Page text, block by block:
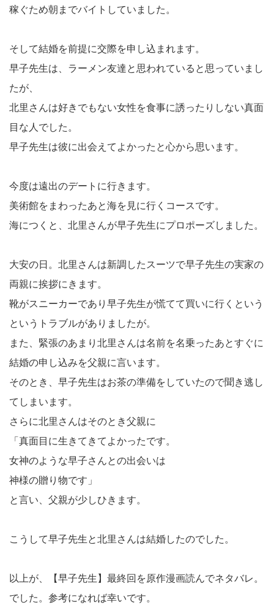
稼ぐため朝までバイトしていました。
そして結婚を前提に交際を申し込まれます。
早子先生は、ラーメン友達と思われていると思っていまし
たが、
北里さんは好きでもない女性を食事に誘ったりしない真面
目な人でした。
早子先生は彼に出会えてよかったと心から思います。
今度は遠出のデートに行きます。
美術館をまわったあと海を見に行くコースです。
海につくと、北里さんが早子先生にプロポーズしました。
大安の日。北里さんは新調したスーツで早子先生の実家の
両親に挨拶にきます。
靴がスニーカーであり早子先生が慌てて買いに行くという
というトラブルがありましたが。
また、緊張のあまり北里さんは名前を名乗ったあとすぐに
結婚の申し込みを父親に言います。
そのとき、早子先生はお茶の準備をしていたので聞き逃し
てしまいます。
さらに北里さんはそのとき父親に
「真面目に生きてきてよかったです。
女神のような早子さんとの出会いは
神様の贈り物です」
と言い、父親が少しひきます。
こうして早子先生と北里さんは結婚したのでした。
以上が、【早子先生】最終回を原作漫画読んでネタバレ。
でした。参考になれば幸いです。